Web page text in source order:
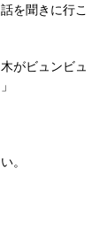
を聞きに行こ
がビュンビュ
。